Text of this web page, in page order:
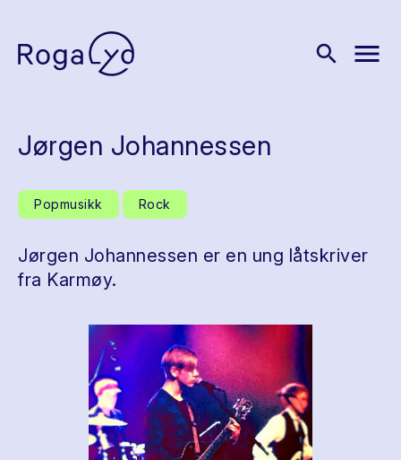
search menu
Jørgen Johannessen
Popmusikk Rock
Jørgen Johannessen er en ung låtskriver
fra Karmøy.